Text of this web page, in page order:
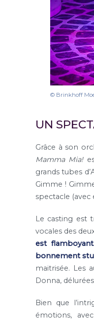
© Brinkhoff
UN
Grâce à son
Mamma Mia!
grands tubes
Gimme !
spectacle
Le casting est
vocales des
est
bonnement
maitrisée. Les
Donna,
Bien que
émotions,